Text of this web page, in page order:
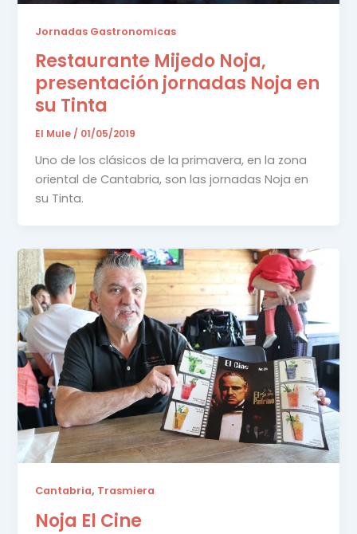
Jornadas Gastronomicas
Restaurante Mijedo Noja,
presentación jornadas Noja en
su Tinta
El Mule/ 01/05/2019
Uno de los clásicos de la primavera, en la zona
oriental de Cantabria, son las jornadas Noja en
su Tinta.
Cantabria, Trasmiera
Noja El Cine